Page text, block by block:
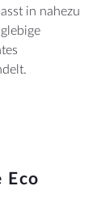
in nahezu
Eco